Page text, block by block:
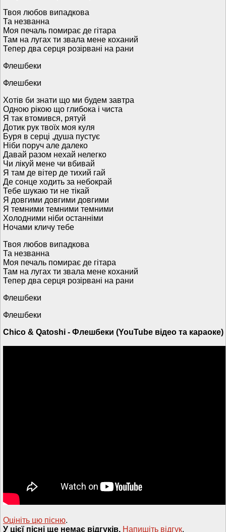
Твоя любов випадкова
Та незванна
Моя печаль помирає де гітара
Там на лугах ти звала мене коханий
Тепер два серця розірвані на рани
Флешбеки
Флешбеки
Хотів би знати що ми будем завтра
Одною рікою що глибока і чиста
Я так втомився, рятуй
Дотик рук твоїх моя куля
Буря в серці ,душа пустує
Ніби поруч але далеко
Давай разом нехай нелегко
Чи лікуй мене чи вбивай
Я там де вітер де тихий гай
Де сонце ходить за небокрай
Тебе шукаю ти не тікай
Я довгими довгими довгими
Я темними темними темними
Холодними ніби останніми
Ночами кличу тебе
Твоя любов випадкова
Та незванна
Моя печаль помирає де гітара
Там на лугах ти звала мене коханий
Тепер два серця розірвані на рани
Флешбеки
Флешбеки
Chico & Qatoshi - Флешбеки (YouTube відео та караоке)
Оцініть цю пісню.
У цієї пісні ще немає відгуків. Напишiть вiдгук.